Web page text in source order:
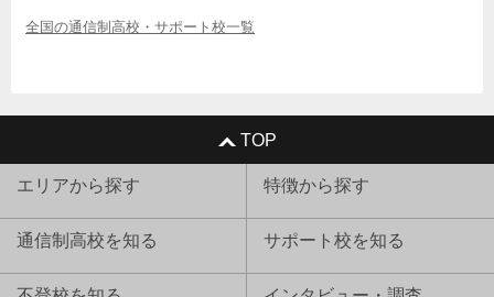
全国の通信制高校・サポート校一覧
TOP
エリアから探す 特徴から探す
通信制高校を知る サポート校を知る